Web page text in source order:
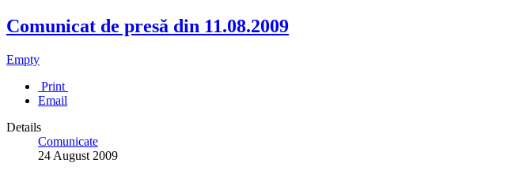
Comunicat de presă din 11.08.2009
Empty
Print
Email
Details
Comunicate
24 August 2009